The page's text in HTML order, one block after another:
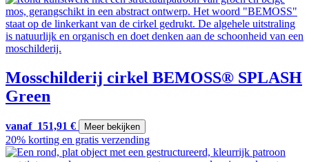
Mosschilderij cirkel BEMOSS® SPLASH
Green
vanaf 151,91 € Meer bekijken
20% korting en gratis verzending